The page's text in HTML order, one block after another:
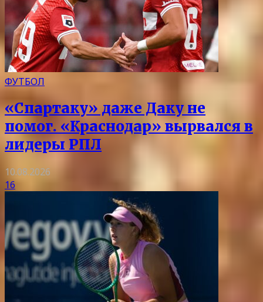
ФУТБОЛ
«Спартаку» даже Даку не
помог. «Краснодар» вырвался в
лидеры РПЛ
10.08.2026
16